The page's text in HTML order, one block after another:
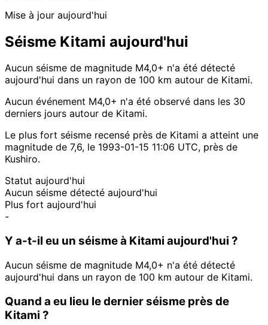
Mise à jour aujourd'hui
Séisme Kitami aujourd'hui
Aucun séisme de magnitude M4,0+ n'a été détecté
aujourd'hui dans un rayon de 100 km autour de Kitami.
Aucun événement M4,0+ n'a été observé dans les 30
derniers jours autour de Kitami.
Le plus fort séisme recensé près de Kitami a atteint une
magnitude de 7,6, le 1993-01-15 11:06 UTC, près de
Kushiro.
Statut aujourd'hui
Aucun séisme détecté aujourd'hui
Plus fort aujourd'hui
-
Y a-t-il eu un séisme à Kitami aujourd'hui ?
Aucun séisme de magnitude M4,0+ n'a été détecté
aujourd'hui dans un rayon de 100 km autour de Kitami.
Quand a eu lieu le dernier séisme près de
Kitami ?